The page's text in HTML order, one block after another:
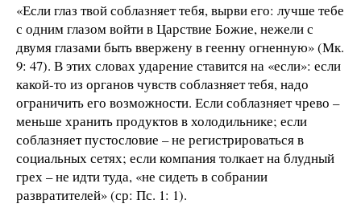
«Если глаз твой соблазняет тебя, вырви его: лучше тебе
с одним глазом войти в Царствие Божие, нежели с
двумя глазами быть ввержену в геенну огненную» (Мк.
9: 47). В этих словах ударение ставится на «если»: если
какой-то из органов чувств соблазняет тебя, надо
ограничить его возможности. Если соблазняет чрево –
меньше хранить продуктов в холодильнике; если
соблазняет пустословие – не регистрироваться в
социальных сетях; если компания толкает на блудный
грех – не идти туда, «не сидеть в собрании
развратителей» (ср: Пс. 1: 1).